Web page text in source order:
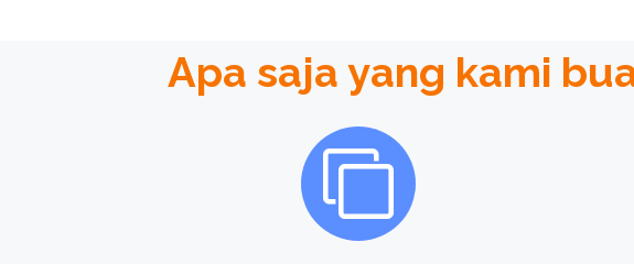
Apa saja yang kami